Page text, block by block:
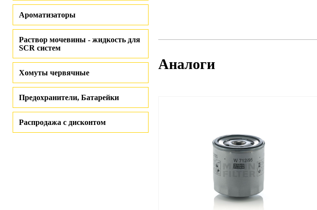
Ароматизаторы
Раствор мочевины - жидкость для
SCR систем
Хомуты червячные
Предохранители, Батарейки
Распродажа с дисконтом
Аналоги